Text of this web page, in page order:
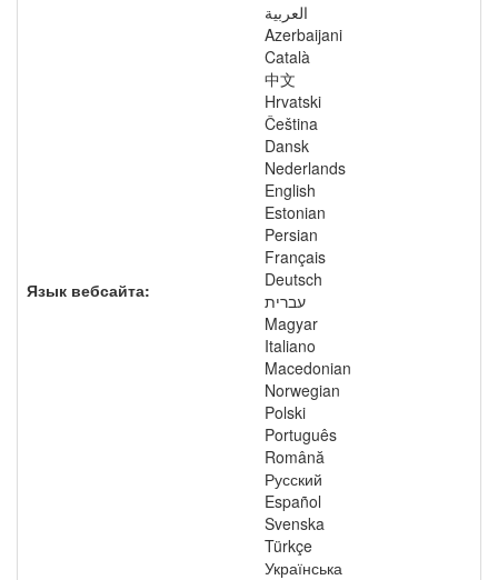
Язык вебсайта:
العربية
Azerbaijani
Català
中文
Hrvatski
Čeština
Dansk
Nederlands
English
Estonian
Persian
Français
Deutsch
עברית
Magyar
Italiano
Macedonian
Norwegian
Polski
Português
Română
Русский
Español
Svenska
Türkçe
Українська